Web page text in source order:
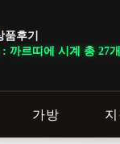
품후기
에 시계 총 27개가 입
가방